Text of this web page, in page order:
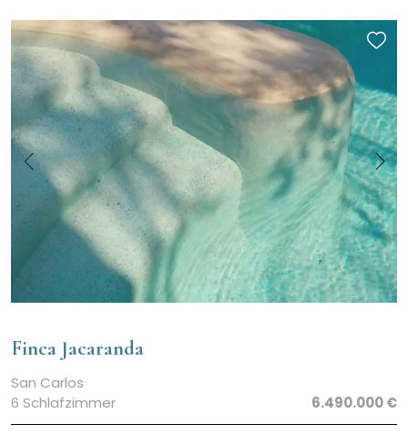
Finca Jacaranda
San Carlos
6 Schlafzimmer
6.490.000 €